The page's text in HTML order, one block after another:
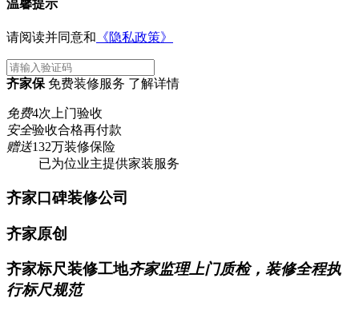
温馨提示
请阅读并同意和 《隐私政策》
齐家保 免费装修服务 了解详情
免费4次上门验收
安全验收合格再付款
赠送132万装修保险
已为位业主提供家装服务
齐家口碑装修公司
齐家原创
齐家标尺装修工地齐家监理上门质检，装修全程执
行标尺规范